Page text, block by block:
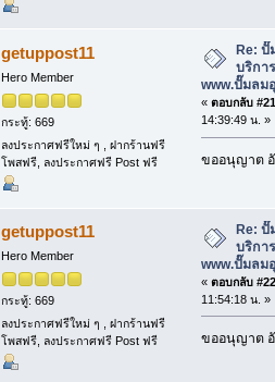
getuppost11
Hero Member
กระทู้: 669
ลงประกาศฟรีใหม่ ๆ , ฝากร้านฟรี
โพสฟรี, ลงประกาศฟรี Post ฟรี
Re:
บริกา
www.ปั๊มลม
« ตอบกลับ
14:39:49 น. »
ขออนุญาต
getuppost11
Hero Member
กระทู้: 669
ลงประกาศฟรีใหม่ ๆ , ฝากร้านฟรี
โพสฟรี, ลงประกาศฟรี Post ฟรี
Re: ปั๊
บริกา
www.ปั๊มลม
« ตอบกลับ
11:54:18 น. »
ขออนุญาต